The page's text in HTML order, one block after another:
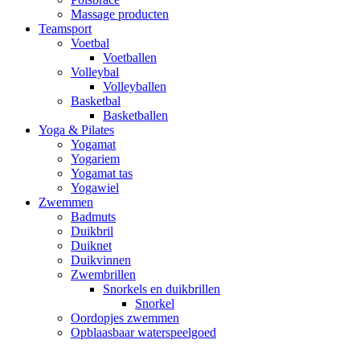
Massage producten
Teamsport
Voetbal
Voetballen
Volleybal
Volleyballen
Basketbal
Basketballen
Yoga & Pilates
Yogamat
Yogariem
Yogamat tas
Yogawiel
Zwemmen
Badmuts
Duikbril
Duiknet
Duikvinnen
Zwembrillen
Snorkels en duikbrillen
Snorkel
Oordopjes zwemmen
Opblaasbaar waterspeelgoed